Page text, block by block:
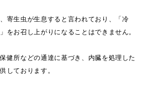
寄生虫が生息すると言われており、「冷
をお召し上がりになることはできません。
健所などの通達に基づき、内臓を処理した
しております。